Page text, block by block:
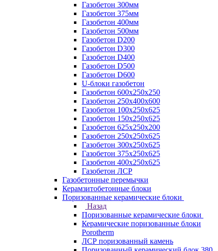
Газобетон 300мм
Газобетон 375мм
Газобетон 400мм
Газобетон 500мм
Газобетон D200
Газобетон D300
Газобетон D400
Газобетон D500
Газобетон D600
U-блоки газобетон
Газобетон 600x250x250
Газобетон 250x400x600
Газобетон 100х250х625
Газобетон 150х250х625
Газобетон 625х250х200
Газобетон 250х250х625
Газобетон 300х250х625
Газобетон 375х250х625
Газобетон 400х250х625
Газобетон ЛСР
Газобетонные перемычки
Керамзитобетонные блоки
Поризованные керамические блоки
Назад
Поризованные керамические блоки
Керамические поризованные блоки
Porotherm
ЛСР поризованный камень